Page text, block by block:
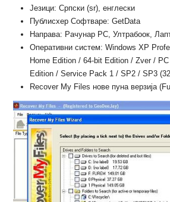
Језици: Српски (sr), енглески
Публисхер Софтваре: GetData
Направа: Рачунар PC, Ултрабоок,
Оперативни систем: Windows XP
Home Edition / 64-bit Edition / Zver /
Edition / Service Pack 1 / SP2 / SP3
Recover My Files нове пуна верзија